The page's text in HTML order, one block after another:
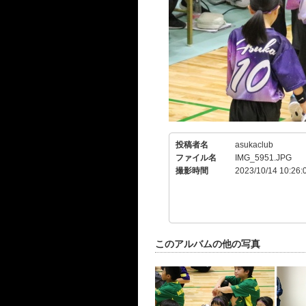
投稿者名
asukaclub
ファイル名
IMG_5951.JPG
撮影時間
2023/10/14
このアルバムの他の写真